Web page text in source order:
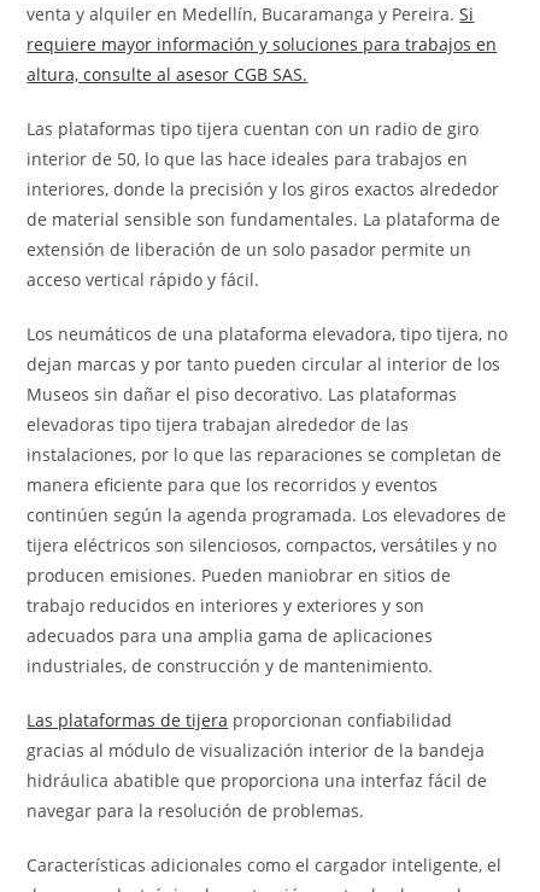
venta y alquiler en Medellín, Bucaramanga y Pereira.Si
requiere mayor información y soluciones para trabajos en
altura, consulte al asesor CGB SAS.
Las plataformas tipo tijera cuentan con un radio de giro
interior de 50, lo que las hace ideales para trabajos en
interiores, donde la precisión y los giros exactos alrededor
de material sensible son fundamentales. La plataforma de
extensión de liberación de un solo pasador permite un
acceso vertical rápido y fácil.
Los neumáticos de una plataforma elevadora, tipo tijera, no
dejan marcas y por tanto pueden circular al interior de los
Museos sin dañar el piso decorativo. Las plataformas
elevadoras tipo tijera trabajan alrededor de las
instalaciones, por lo que las reparaciones se completan de
manera eficiente para que los recorridos y eventos
continúen según la agenda programada. Los elevadores de
tijera eléctricos son silenciosos, compactos, versátiles y no
producen emisiones. Pueden maniobrar en sitios de
trabajo reducidos en interiores y exteriores y son
adecuados para una amplia gama de aplicaciones
industriales, de construcción y de mantenimiento.
Las plataformas de tijera proporcionan confiabilidad
gracias al módulo de visualización interior de la bandeja
hidráulica abatible que proporciona una interfaz fácil de
navegar para la resolución de problemas.
Características adicionales como el cargador inteligente, el